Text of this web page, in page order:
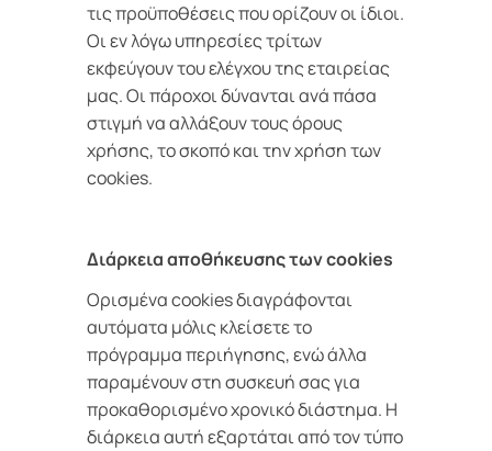
τις προϋποθέσεις που ορίζουν οι ίδιοι.
Οι εν λόγω υπηρεσίες τρίτων
εκφεύγουν του ελέγχου της εταιρείας
μας. Οι πάροχοι δύνανται ανά πάσα
στιγμή να αλλάξουν τους όρους
χρήσης, το σκοπό και την χρήση των
cookies.
Διάρκεια αποθήκευσης των cookies
Ορισμένα cookies διαγράφονται
αυτόματα μόλις κλείσετε το
πρόγραμμα περιήγησης, ενώ άλλα
παραμένουν στη συσκευή σας για
προκαθορισμένο χρονικό διάστημα. Η
διάρκεια αυτή εξαρτάται από τον τύπο